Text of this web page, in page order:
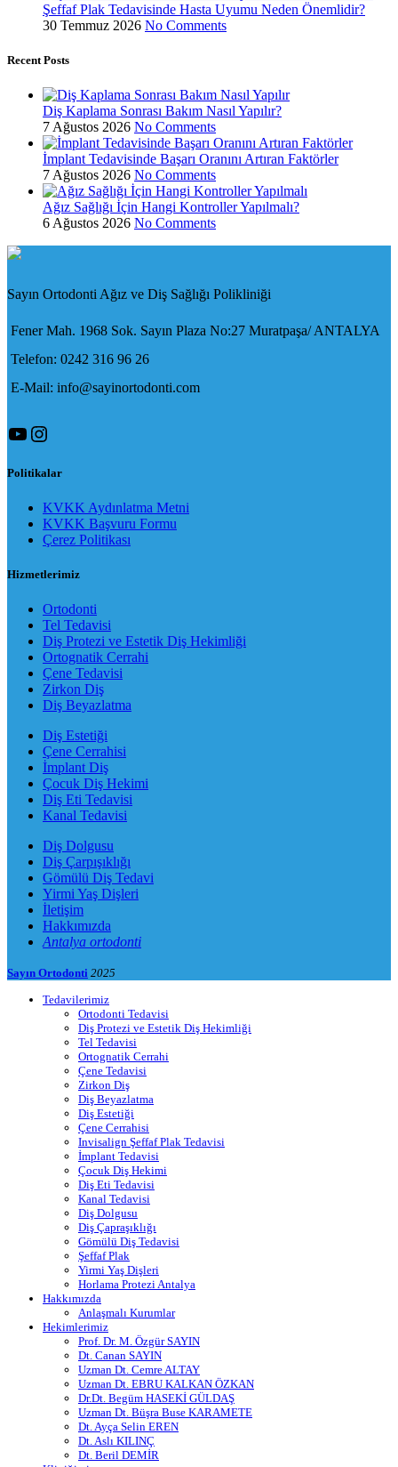
Şeffaf Plak Tedavisinde Hasta Uyumu Neden Önemlidir?
30 Temmuz 2026 No Comments
Recent Posts
Diş Kaplama Sonrası Bakım Nasıl Yapılır?
7 Ağustos 2026 No Comments
İmplant Tedavisinde Başarı Oranını Artıran Faktörler
7 Ağustos 2026 No Comments
Ağız Sağlığı İçin Hangi Kontroller Yapılmalı?
6 Ağustos 2026 No Comments
Sayın Ortodonti Ağız ve Diş Sağlığı Polikliniği
Fener Mah. 1968 Sok. Sayın Plaza No:27 Muratpaşa/ ANTALYA
Telefon: 0242 316 96 26
E-Mail: info@sayinortodonti.com
YouTube
Instagram
Politikalar
KVKK Aydınlatma Metni
KVKK Başvuru Formu
Çerez Politikası
Hizmetlerimiz
Ortodonti
Tel Tedavisi
Diş Protezi ve Estetik Diş Hekimliği
Ortognatik Cerrahi
Çene Tedavisi
Zirkon Diş
Diş Beyazlatma
Diş Estetiği
Çene Cerrahisi
İmplant Diş
Çocuk Diş Hekimi
Diş Eti Tedavisi
Kanal Tedavisi
Diş Dolgusu
Diş Çarpışıklığı
Gömülü Diş Tedavi
Yirmi Yaş Dişleri
İletişim
Hakkımızda
Antalya ortodonti
Sayın Ortodonti 2025
Tedavilerimiz
Ortodonti Tedavisi
Diş Protezi ve Estetik Diş Hekimliği
Tel Tedavisi
Ortognatik Cerrahi
Çene Tedavisi
Zirkon Diş
Diş Beyazlatma
Diş Estetiği
Çene Cerrahisi
Invisalign Şeffaf Plak Tedavisi
İmplant Tedavisi
Çocuk Diş Hekimi
Diş Eti Tedavisi
Kanal Tedavisi
Diş Dolgusu
Diş Çapraşıklığı
Gömülü Diş Tedavisi
Şeffaf Plak
Yirmi Yaş Dişleri
Horlama Protezi Antalya
Hakkımızda
Anlaşmalı Kurumlar
Hekimlerimiz
Prof. Dr. M. Özgür SAYIN
Dt. Canan SAYIN
Uzman Dt. Cemre ALTAY
Uzman Dt. EBRU KALKAN ÖZKAN
Dr.Dt. Begüm HASEKİ GÜLDAŞ
Uzman Dt. Büşra Buse KARAMETE
Dt. Ayça Selin EREN
Dt. Aslı KILINÇ
Dt. Beril DEMİR